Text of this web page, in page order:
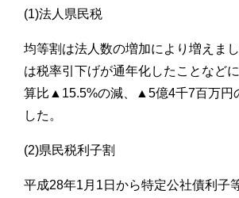
(1)法人県民税
均等割は法人数の増加により増えま
は税率引下げが通年化したことなど
算比▲15.5%の減、▲5億4千7百万円
した。
(2)県民税利子割
平成28年1月1日から特定公社債利子